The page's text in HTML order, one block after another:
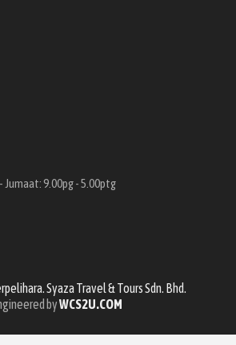
- Jumaat: 9.00pg - 5.00ptg
Syaza Travel & Tours Sdn. Bhd.
byWCS2U.COM